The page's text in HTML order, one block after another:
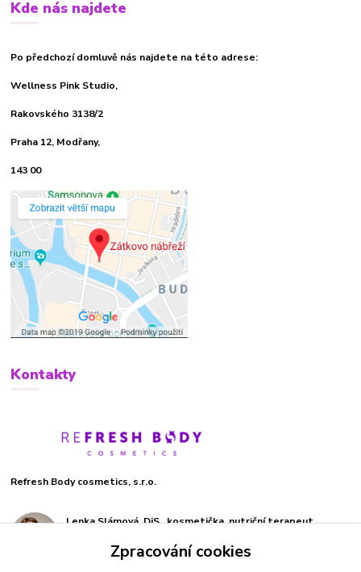
Kde nás najdete
Po předchozí domluvě nás najdete na této adrese:
Wellness Pink Studio,
Rakovského 3138/2
Praha 12, Modřany,
143 00
Kontakty
Refresh Body cosmetics, s.r.o.
Lenka Slámová, DiS., kosmetička, nutriční terapeut
(Po-Pá, 9-19 hod.)Zpracování cookies